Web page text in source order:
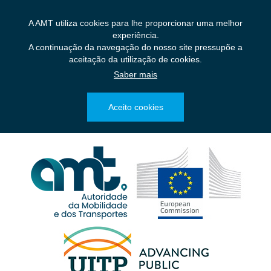
A AMT utiliza cookies para lhe proporcionar uma melhor
experiência.
A continuação da navegação do nosso site pressupõe a
aceitação da utilização de cookies.
Saber mais
Aceito cookies